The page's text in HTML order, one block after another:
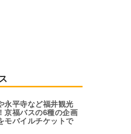
永平寺など福井観光
京福バスの6種の企画
モバイルチケットで